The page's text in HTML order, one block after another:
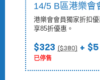
14/5 B區港樂會
港樂會會員獨家折扣
享85折優惠。
$323 ($380) + $5
已停售